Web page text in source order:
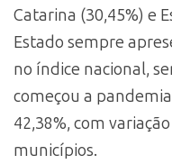
Catarina (30,45%) e
Estado sempre
no índice nacional,
começou a
42,38%, com
municípios.